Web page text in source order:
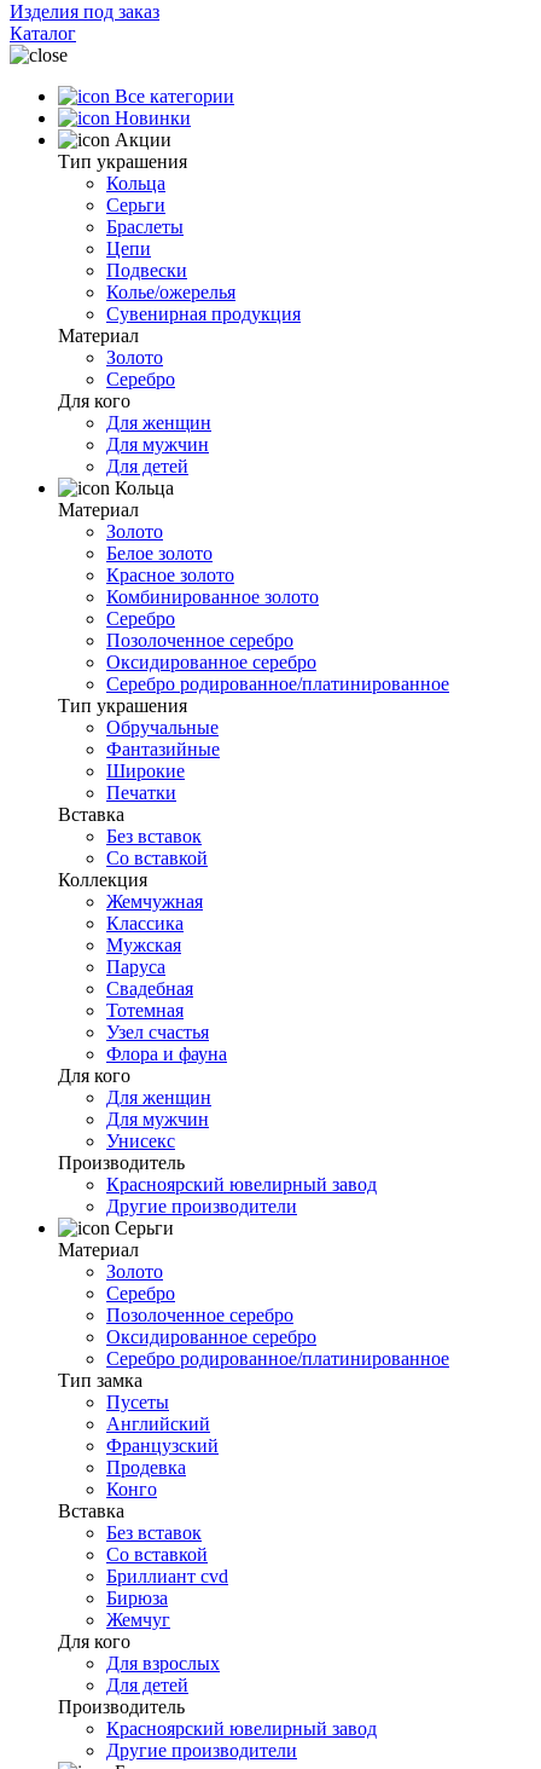
Изделия под заказ
Каталог
Все категории
Новинки
Акции
Тип украшения
Кольца
Серьги
Браслеты
Цепи
Подвески
Колье/ожерелья
Сувенирная продукция
Материал
Золото
Серебро
Для кого
Для женщин
Для мужчин
Для детей
Кольца
Материал
Золото
Белое золото
Красное золото
Комбинированное золото
Серебро
Позолоченное серебро
Оксидированное серебро
Серебро родированное/платинированное
Тип украшения
Обручальные
Фантазийные
Широкие
Печатки
Вставка
Без вставок
Со вставкой
Коллекция
Жемчужная
Классика
Мужская
Паруса
Свадебная
Тотемная
Узел счастья
Флора и фауна
Для кого
Для женщин
Для мужчин
Унисекс
Производитель
Красноярский ювелирный завод
Другие производители
Серьги
Материал
Золото
Серебро
Позолоченное серебро
Оксидированное серебро
Серебро родированное/платинированное
Тип замка
Пусеты
Английский
Французский
Продевка
Конго
Вставка
Без вставок
Со вставкой
Бриллиант cvd
Бирюза
Жемчуг
Для кого
Для взрослых
Для детей
Производитель
Красноярский ювелирный завод
Другие производители